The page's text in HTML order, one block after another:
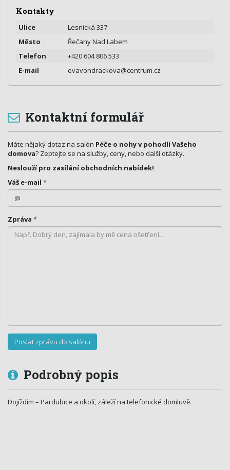
Kontakty
Ulice
Lesnická 337
Město
Řečany Nad Labem
Telefon
+420 604 806 533
E-mail
evavondrackova@centrum.cz
Kontaktní formulář
Máte nějaký dotaz na salón Péče o nohy v pohodlí Vašeho
domova? Zeptejte se na služby, ceny, nebo další otázky.
Neslouží pro zasílání obchodních nabídek!
Váš e-mail *
Zpráva *
Podrobný popis
Dojíždím – Pardubice a okolí, záleží na telefonické domluvě.